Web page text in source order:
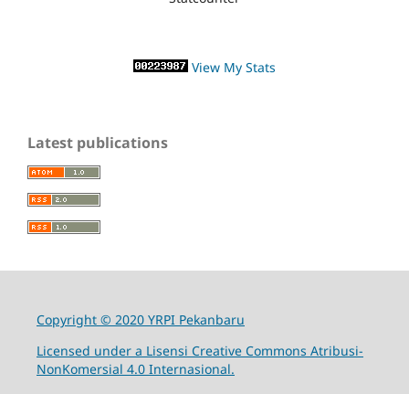
View My Stats
Latest publications
Copyright © 2020 YRPI Pekanbaru
Licensed under a Lisensi Creative Commons Atribusi-
NonKomersial 4.0 Internasional.